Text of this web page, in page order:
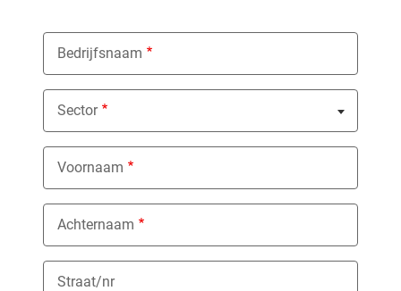
Bedrijfsnaam
Sector
Nothing selected
Voornaam
Achternaam
Straat/nr